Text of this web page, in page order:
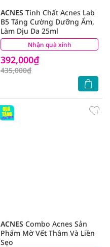
Nhận quà xinh
ACNES Tinh Chất Acnes Lab
B5 Tăng Cường Dưỡng Ẩm,
Làm Dịu Da 25ml
392,000₫
435,000₫
(0)
ACNES Combo Acnes Sản
Phẩm Mờ Vết Thâm Và Liền
Sẹo